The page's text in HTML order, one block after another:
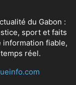
du Gabon :
sport et faits
fiable,
réel.